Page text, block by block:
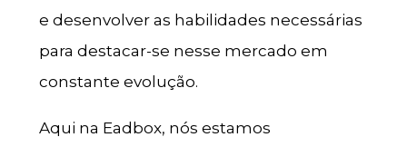
e desenvolver as habilidades necessárias
para destacar-se nesse mercado em
constante evolução.
Aqui na Eadbox, nós estamos